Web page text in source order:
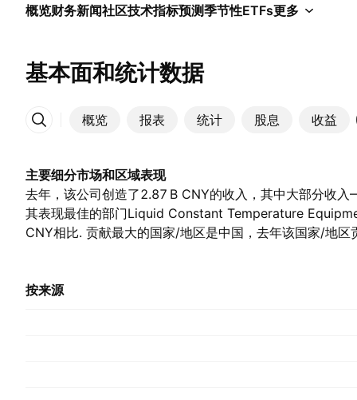
概览财务新闻社区技术指标预测季节性ETFs更多
基本面和统计数据
概览 报表 统计 股息 收益
更多
主要细分市场和区域表现
去年，该公司创造了‪2.87 B‬ CNY的收入，其中大部分
其表现最佳的部门Liquid Constant Temperature
CNY相比. 贡献最大的国家/地区是中国，去年该国家/地
按来源